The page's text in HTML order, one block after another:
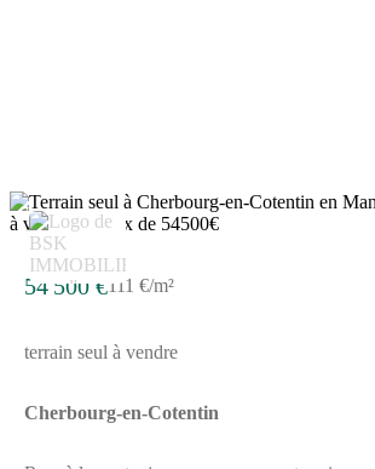
exposé sont disponibles sur le site Géorisques
www.georisques.gouv.fr
7
54 500 €111 €/m²
terrain seul à vendre
Cherbourg-en-Cotentin